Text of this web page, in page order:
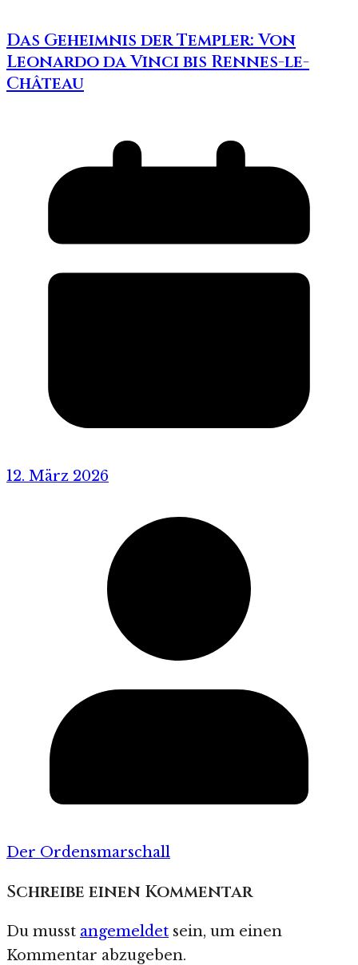
Das Geheimnis der Templer: Von
Leonardo da Vinci bis Rennes-le-
Château
12. März 2026
Der Ordensmarschall
Schreibe einen Kommentar
Du musst angemeldet sein, um einen
Kommentar abzugeben.